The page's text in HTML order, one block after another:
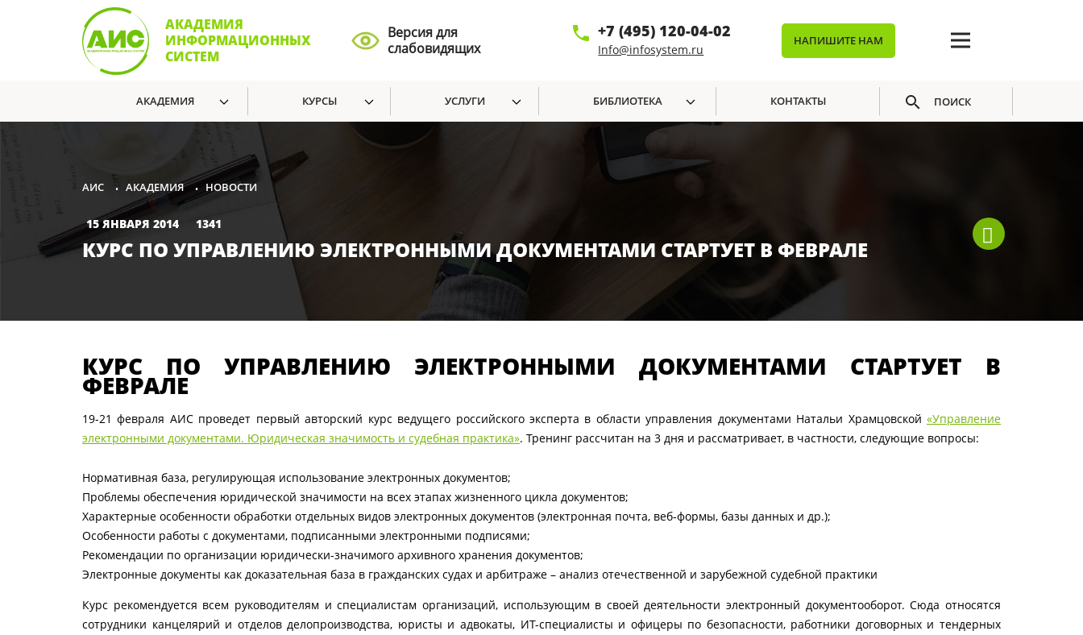
АКАДЕМИЯ
ИНФОРМАЦИОННЫХ
СИСТЕМ
Версия для
слабовидящих
+7 (495) 120-04-02
Info@infosystem.ru
НАПИШИТЕ НАМ
АКАДЕМИЯ КУРСЫ УСЛУГИ БИБЛИОТЕКА КОНТАКТЫ ПОИСК
АИС • АКАДЕМИЯ • НОВОСТИ
15 ЯНВАРЯ 2014 1341
КУРС ПО УПРАВЛЕНИЮ ЭЛЕКТРОННЫМИ ДОКУМЕНТАМИ СТАРТУЕТ В ФЕВРАЛЕ
КУРС ПО УПРАВЛЕНИЮ ЭЛЕКТРОННЫМИ ДОКУМЕНТАМИ СТАРТУЕТ В
ФЕВРАЛЕ
19-21 февраля АИС проведет первый авторский курс ведущего российского эксперта в области управления документами Натальи Храмцовской «Управление
электронными документами. Юридическая значимость и судебная практика». Тренинг рассчитан на 3 дня и рассматривает, в частности, следующие вопросы:
Нормативная база, регулирующая использование электронных документов;
Проблемы обеспечения юридической значимости на всех этапах жизненного цикла документов;
Характерные особенности обработки отдельных видов электронных документов (электронная почта, веб-формы, базы данных и др.);
Особенности работы с документами, подписанными электронными подписями;
Рекомендации по организации юридически-значимого архивного хранения документов;
Электронные документы как доказательная база в гражданских судах и арбитраже – анализ отечественной и зарубежной судебной практики
Курс рекомендуется всем руководителям и специалистам организаций, использующим в своей деятельности электронный документооборот. Сюда относятся
сотрудники канцелярий и отделов делопроизводства, юристы и адвокаты, ИТ-специалисты и офицеры по безопасности, работники договорных и тендерных